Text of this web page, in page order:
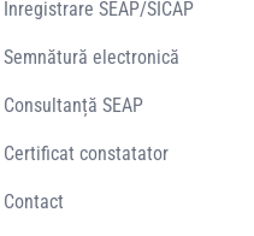
Înregistrare SEAP/SICAP
Semnătură electronică
Consultanță SEAP
Certificat constatator
Contact